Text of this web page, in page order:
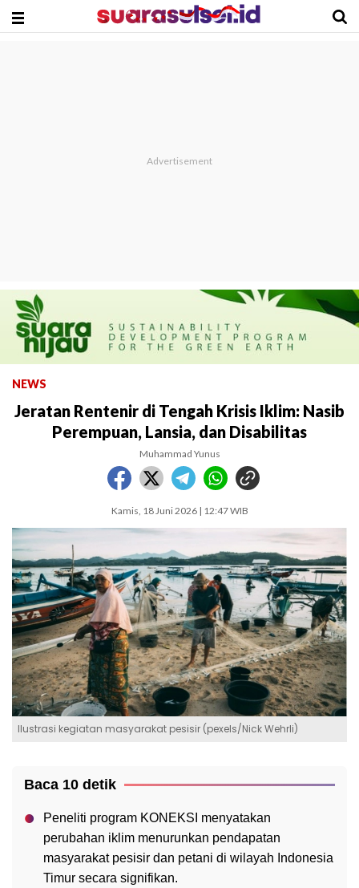
NEWS
Jeratan Rentenir di Tengah Krisis Iklim: Nasib
Perempuan, Lansia, dan Disabilitas
Muhammad Yunus
Kamis, 18 Juni 2026 | 12:47 WIB
Ilustrasi kegiatan masyarakat pesisir (pexels/Nick Wehrli)
Baca 10 detik
Peneliti program KONEKSI menyatakan
perubahan iklim menurunkan pendapatan
masyarakat pesisir dan petani di wilayah Indonesia
Timur secara signifikan.